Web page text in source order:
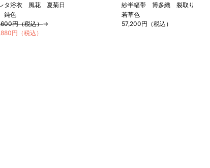
タ浴衣 風花 夏菊日
鈍色
円（税込）→
円（税込）
紗半幅帯 博多織 裂取り
若草色
57,200円（税込）